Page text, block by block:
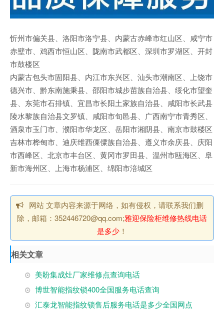
忻州市偏关县、洛阳市洛宁县、内蒙古赤峰市红山区、咸宁市
赤壁市、鸡西市恒山区、陇南市武都区、深圳市罗湖区、开封
市鼓楼区
内蒙古包头市固阳县、内江市东兴区、汕头市潮南区、上饶市
德兴市、黔东南施秉县、邵阳市城步苗族自治县、绥化市望奎
县、东莞市石排镇、宜昌市长阳土家族自治县、咸阳市长武县
陵水黎族自治县文罗镇、咸阳市旬邑县、广西南宁市青秀区、
酒泉市玉门市、濮阳市华龙区、岳阳市湘阴县、南京市鼓楼区
吉林市桦甸市、迪庆维西傈僳族自治县、遵义市余庆县、庆阳
市西峰区、北京市丰台区、黄冈市罗田县、温州市瓯海区、阜
新市海州区、上海市杨浦区、绵阳市涪城区
网站 文章内容来源于网络，如有侵权，请联系我们删
除，邮箱：352446720@qq.com;雅迎保险柜维修热线电话
是多少 ！
相关文章
美盼集成灶厂家维修点查询电话
博世智能指纹锁400全国服务电话查询
汇泰龙智能指纹锁售后服务电话是多少全国网点